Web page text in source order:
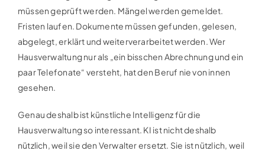
müssen geprüft werden. Mängel werden gemeldet.
Fristen laufen. Dokumente müssen gefunden, gelesen,
abgelegt, erklärt und weiterverarbeitet werden. Wer
Hausverwaltung nur als „ein bisschen Abrechnung und ein
paar Telefonate“ versteht, hat den Beruf nie von innen
gesehen.
Genau deshalb ist künstliche Intelligenz für die
Hausverwaltung so interessant. KI ist nicht deshalb
nützlich, weil sie den Verwalter ersetzt. Sie ist nützlich, weil